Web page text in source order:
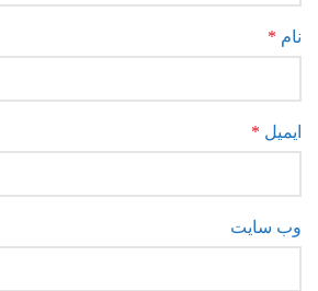
نام *
ایمیل *
وب‌ سایت